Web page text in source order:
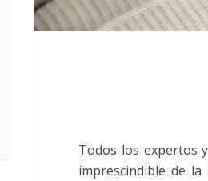
Todos los expertos
imprescindible de